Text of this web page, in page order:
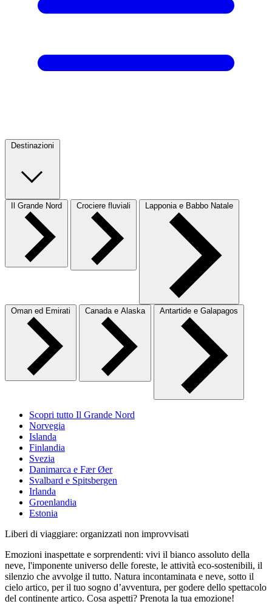
Destinazioni
Il Grande Nord Crociere fluviali Lapponia e Babbo Natale
Oman ed Emirati Canada e Alaska Antartide e Galapagos
Scopri tutto Il Grande Nord
Norvegia
Islanda
Finlandia
Svezia
Danimarca e Fær Øer
Svalbard e Spitsbergen
Irlanda
Groenlandia
Estonia
Liberi di viaggiare: organizzati non improvvisati
Emozioni inaspettate e sorprendenti: vivi il bianco assoluto della
neve, l'imponente universo delle foreste, le attività eco-sostenibili, il
silenzio che avvolge il tutto. Natura incontaminata e neve, sotto il
cielo artico, per il tuo sogno d’avventura, per godere dello spettacolo
del continente artico. Cosa aspetti? Prenota la tua emozione!